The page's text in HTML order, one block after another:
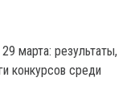
марта: результаты,
конкурсов среди